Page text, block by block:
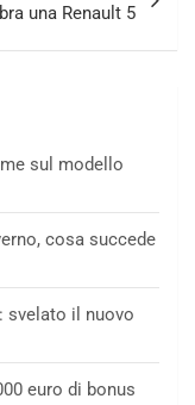
una Renault 5
sul modello
cosa succede
svelato il nuovo
euro di bonus